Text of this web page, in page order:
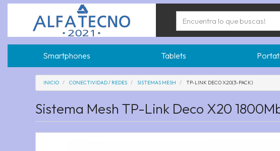
Smartphones Tablets
INICIO CONECTIVIDAD / REDES SISTEMAS MESH TP-LINK DECO X20(3-PACK)
Sistema Mesh TP-Link Deco X20